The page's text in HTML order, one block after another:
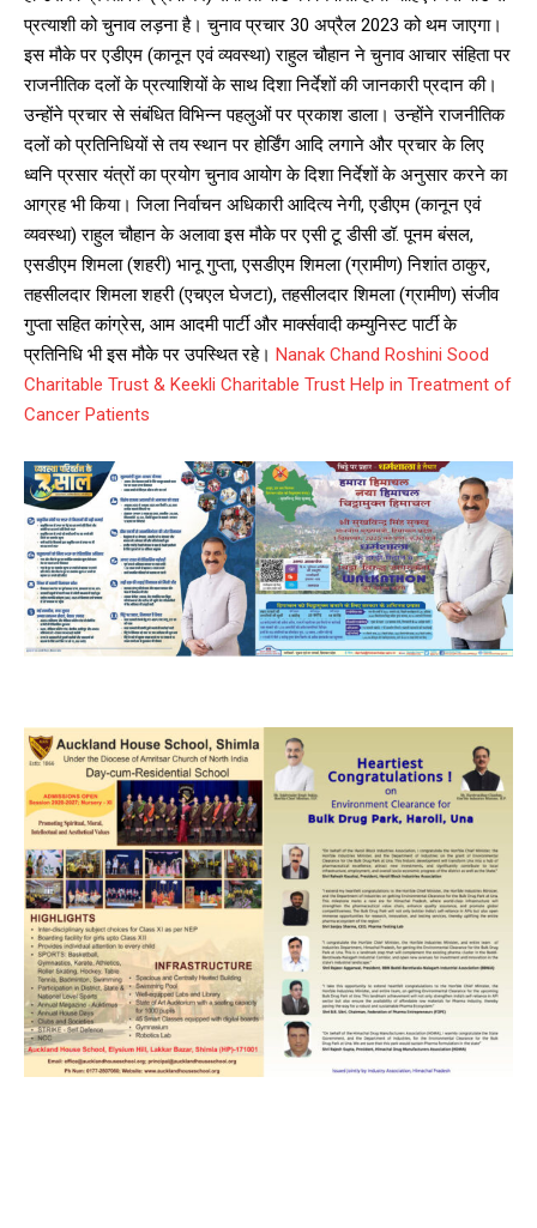
00:00 12:27
NURTURING CREATIVITY – KEEKLI CHARITABLE TRUST, SHIMLA
प्रत्याशी को चुनाव लड़ना है। चुनाव प्रचार 30 अप्रैल 2023 को थम जाएगा।
इस मौके पर एडीएम (कानून एवं व्यवस्था) राहुल चौहान ने चुनाव आचार संहिता पर
राजनीतिक दलों के प्रत्याशियों के साथ दिशा निर्देशों की जानकारी प्रदान की।
उन्होंने प्रचार से संबंधित विभिन्न पहलुओं पर प्रकाश डाला। उन्होंने राजनीतिक
दलों को प्रतिनिधियों से तय स्थान पर होर्डिंग आदि लगाने और प्रचार के लिए
ध्वनि प्रसार यंत्रों का प्रयोग चुनाव आयोग के दिशा निर्देशों के अनुसार करने का
आग्रह भी किया। जिला निर्वाचन अधिकारी आदित्य नेगी, एडीएम (कानून एवं
व्यवस्था) राहुल चौहान के अलावा इस मौके पर एसी टू डीसी डॉ. पूनम बंसल,
एसडीएम शिमला (शहरी) भानू गुप्ता, एसडीएम शिमला (ग्रामीण) निशांत ठाकुर,
तहसीलदार शिमला शहरी (एचएल घेजटा), तहसीलदार शिमला (ग्रामीण) संजीव
गुप्ता सहित कांग्रेस, आम आदमी पार्टी और मार्क्सवादी कम्युनिस्ट पार्टी के
प्रतिनिधि भी इस मौके पर उपस्थित रहे। Nanak Chand Roshini Sood
Charitable Trust & Keekli Charitable Trust Help in Treatment of
Cancer Patients